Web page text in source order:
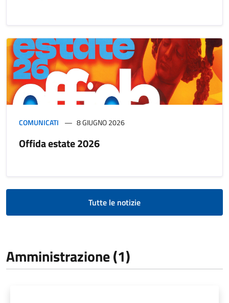
COMUNICATI 8 GIUGNO 2026
Offida estate 2026
Tutte le notizie
Amministrazione (1)